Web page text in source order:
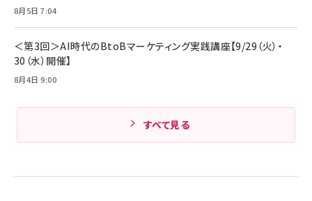
8月5日 7:04
＜第3回＞AI時代のBtoBマーケティング実践講座【9/29（火）・
30（水）開催】
8月4日 9:00
すべて見る